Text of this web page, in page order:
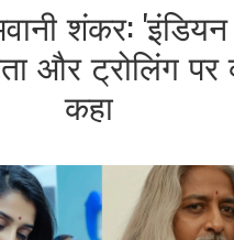
शंकर:
और ट्रोलिंग पर
कहा